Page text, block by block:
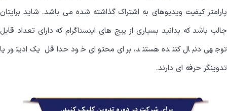
پارامتر کیفیت ویدیوهای به اشتراک گذاشته شده می باشد. شاید برایتان
جالب باشد که بدانید بسیاری از پیج های اینستاگرام که دارای تعداد قابل
توجهی دنبال کننده هستند، برای محتوای خود حداقل یک ادیتور یا
تدوینگر حرفه ای دارند.